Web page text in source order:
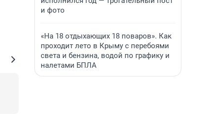
и фото
«На 18 отдыхающих 18 поваров». Как
проходит лето в Крыму с перебоями
света и бензина, водой по графику и
налетами БПЛА